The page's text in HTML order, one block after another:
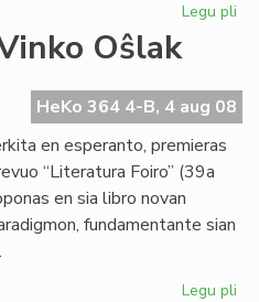
Legu pli
Oŝlak
HeKo 364 4-B, 4 aug 08
en esperanto, premieras
“Literatura Foiro” (39a
en sia libro novan
fundamentante sian
Legu pli